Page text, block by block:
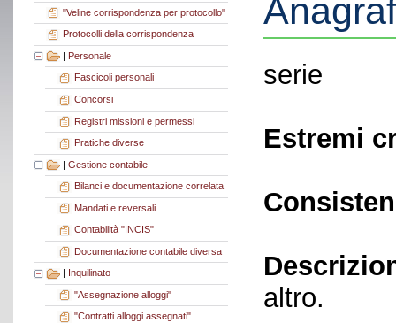
"Veline corrispondenza per protocollo"
Protocolli della corrispondenza
| Personale
Fascicoli personali
Concorsi
Registri missioni e permessi
Pratiche diverse
| Gestione contabile
Bilanci e documentazione correlata
Mandati e reversali
Contabilità "INCIS"
Documentazione contabile diversa
Inquilinato
"Assegnazione alloggi"
"Contratti alloggi assegnati"
serie
Estremi
altro.